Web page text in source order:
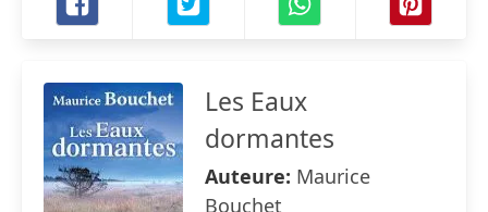
Les Eaux
dormantes
Auteure: Maurice
Bouchet